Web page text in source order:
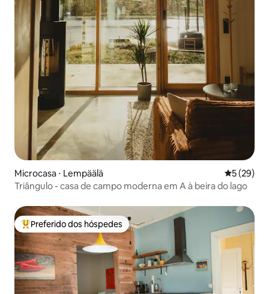
Microcasa ⋅ Lempäälä 5 de uma
5 (29)
Triângulo - casa de campo moderna em A à beira do lago
Entre os melhores preferidos dos hóspedes
Preferido dos hóspedes